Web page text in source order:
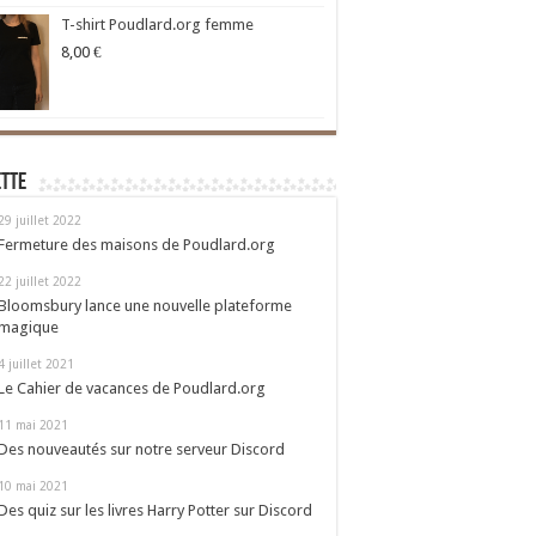
T-shirt Poudlard.org femme
8,00 €
juillet 2022
des maisons de Poudlard.org
juillet 2022
lance une nouvelle plateforme
juillet 2021
Cahier de vacances de Poudlard.org
mai 2021
nouveautés sur notre serveur Discord
mai 2021
quiz sur les livres Harry Potter sur Discord